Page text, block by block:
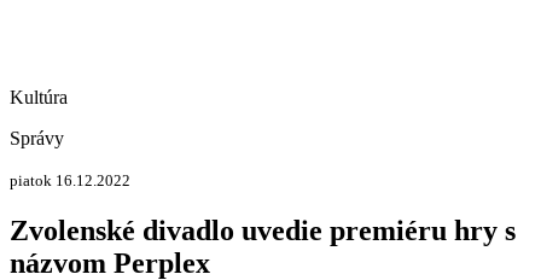
Kultúra
Správy
piatok 16.12.2022
Zvolenské divadlo uvedie premiéru hry s
názvom Perplex